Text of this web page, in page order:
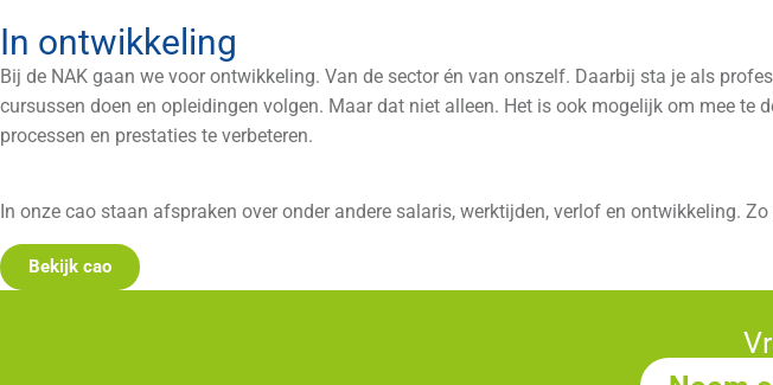
In ontwikkeling
Bij de NAK gaan we voor ontwikkeling. Van de sector én van onszelf. Daarbij sta je als
cursussen doen en opleidingen volgen. Maar dat niet alleen. Het is ook mogelijk om mee te
processen en prestaties te verbeteren.
In onze cao staan afspraken over onder andere salaris, werktijden, verlof en ontwikkeling.
Bekijk cao